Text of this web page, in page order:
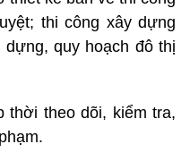
thi công xây dựng
quy hoạch đô thị
thời theo dõi, kiểm tra,